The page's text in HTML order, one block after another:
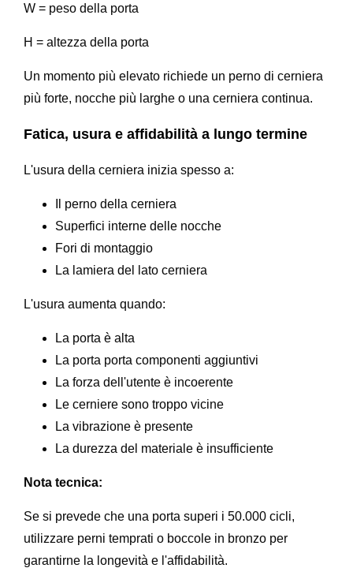
W = peso della porta
H = altezza della porta
Un momento più elevato richiede un perno di cerniera
più forte, nocche più larghe o una cerniera continua.
Fatica, usura e affidabilità a lungo termine
L'usura della cerniera inizia spesso a:
Il perno della cerniera
Superfici interne delle nocche
Fori di montaggio
La lamiera del lato cerniera
L'usura aumenta quando:
La porta è alta
La porta porta componenti aggiuntivi
La forza dell'utente è incoerente
Le cerniere sono troppo vicine
La vibrazione è presente
La durezza del materiale è insufficiente
Nota tecnica:
Se si prevede che una porta superi i 50.000 cicli,
utilizzare perni temprati o boccole in bronzo per
garantirne la longevità e l'affidabilità.